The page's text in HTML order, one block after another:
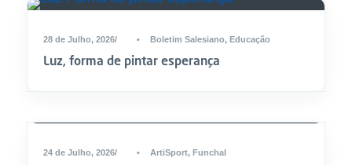
28 de Julho, 2026 • Boletim Salesiano, Educação
Luz, forma de pintar esperança
24 de Julho, 2026 • ArtiSport, Funchal